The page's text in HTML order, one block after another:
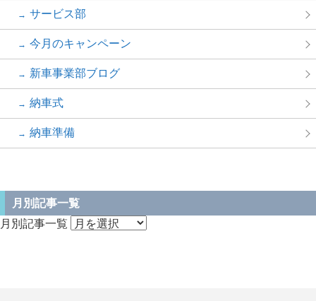
サービス部
今月のキャンペーン
新車事業部ブログ
納車式
納車準備
月別記事一覧
月別記事一覧